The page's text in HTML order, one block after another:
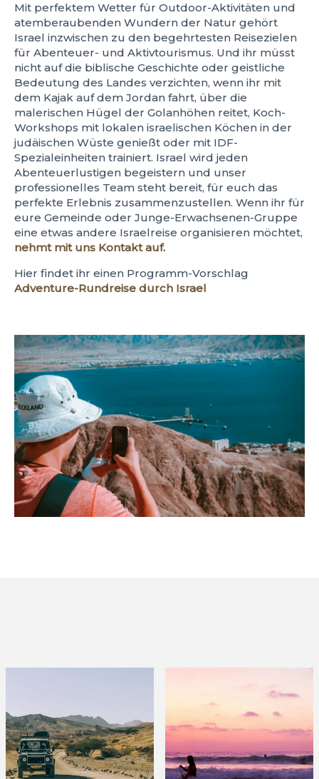
Mit perfektem Wetter für Outdoor-Aktivitäten und
atemberaubenden Wundern der Natur gehört
Israel inzwischen zu den begehrtesten Reisezielen
für Abenteuer- und Aktivtourismus. Und ihr müsst
nicht auf die biblische Geschichte oder geistliche
Bedeutung des Landes verzichten, wenn ihr mit
dem Kajak auf dem Jordan fahrt, über die
malerischen Hügel der Golanhöhen reitet, Koch-
Workshops mit lokalen israelischen Köchen in der
judäischen Wüste genießt oder mit IDF-
Spezialeinheiten trainiert. Israel wird jeden
Abenteuerlustigen begeistern und unser
professionelles Team steht bereit, für euch das
perfekte Erlebnis zusammenzustellen. Wenn ihr für
eure Gemeinde oder Junge-Erwachsenen-Gruppe
eine etwas andere Israelreise organisieren möchtet,
nehmt mit uns Kontakt auf.
Hier findet ihr einen Programm-Vorschlag
Adventure-Rundreise durch Israel